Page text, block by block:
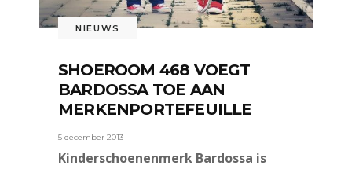
NIEUWS
SHOEROOM 468 VOEGT
BARDOSSA TOE AAN
MERKENPORTEFEUILLE
5 december 2013
Kinderschoenenmerk Bardossa is